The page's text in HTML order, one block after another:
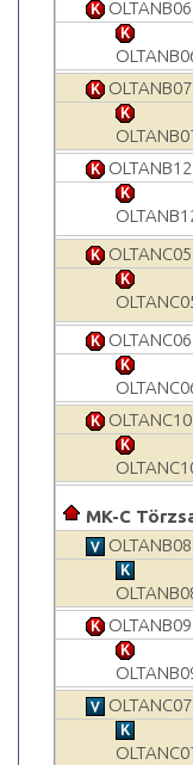
OLTANB06
OLTANB07
OLTANB12
OLTANC05
OLTANC06
OLTANC10
MK-C
OLTANB08
OLTANB09
OLTANC07